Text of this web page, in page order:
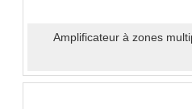
Amplificateur à zones